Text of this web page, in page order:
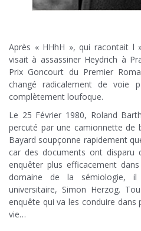
Après « HHhH », qui racontait l
visait à assassiner Heydrich à
Prix Goncourt du Premier
changé radicalement de voie
complètement loufoque.
Le 25 Février 1980, Roland
percuté par une camionnette de
Bayard soupçonne rapidement
car des documents ont disparu
enquêter plus efficacement
domaine de la sémiologie, il
universitaire, Simon Herzog.
enquête qui va les conduire dans
vie…